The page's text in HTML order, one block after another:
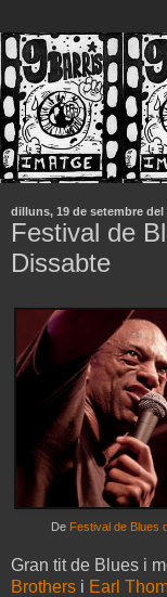
dilluns, 19 de setembre del
Festival de
Dissabte
De Festival de Blues
Gran tit de Blues i
Brothers i Earl